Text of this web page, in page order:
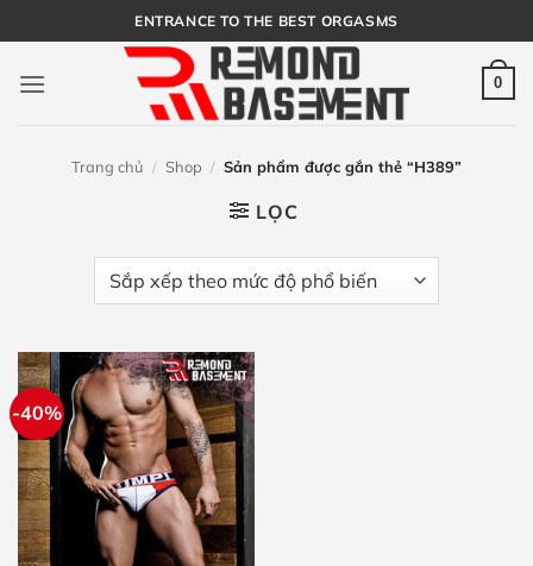
qua
nội
ENTRANCE TO THE BEST ORGASMS
0
Trang chủ / Shop / Sản phẩm được gắn thẻ “H389”
LỌC
-40%